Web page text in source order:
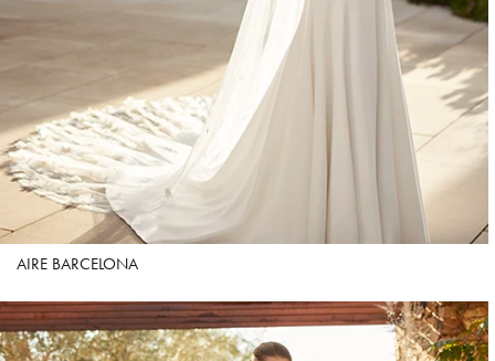
AIRE BARCELONA